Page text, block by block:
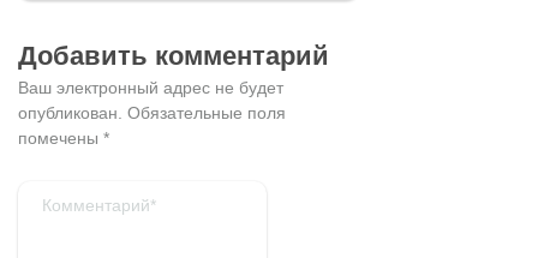
Добавить комментарий
Ваш электронный адрес не будет
опубликован. Обязательные поля
помечены *